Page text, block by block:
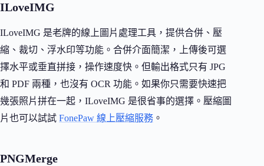
ILoveIMG
ILoveIMG 是老牌的線上圖片處理工具，提供合併、壓
縮、裁切、浮水印等功能。合併介面簡潔，上傳後可選
擇水平或垂直拼接，操作速度快。但輸出格式只有 JPG
和 PDF 兩種，也沒有 OCR 功能。如果你只需要快速把
幾張照片拼在一起，ILoveIMG 是很省事的選擇。壓縮圖
片也可以試試 FonePaw 線上壓縮服務 。
PNGMerge